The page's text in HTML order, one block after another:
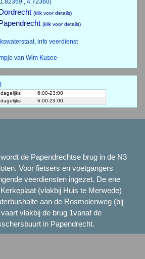
, 4.72360)
(klik voor details)
(klik voor details)
info veerdienst
van Wim Kusee
dagelijks
6:00-23:00
dagelijks 6:00-23:00
de Papendrechtse brug in de N3
Voor fietsers en voetgangers
veerdiensten ingezet. De ene
(vlakbij Huis te Merwede)
aan de Rosmolenweg (bij
vlakbij de brug 1vanaf de
in Papendrecht.